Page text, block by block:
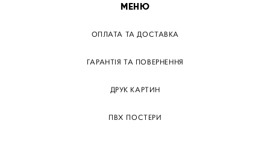
МЕНЮ
ОПЛАТА ТА ДОСТАВКА
ГАРАНТІЯ ТА ПОВЕРНЕННЯ
ДРУК КАРТИН
ПВХ ПОСТЕРИ